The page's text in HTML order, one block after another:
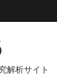
解析サイト